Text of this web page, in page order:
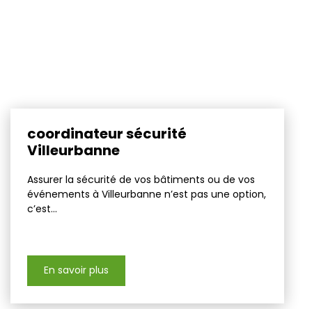
coordinateur sécurité
Villeurbanne
Assurer la sécurité de vos bâtiments ou de vos
événements à Villeurbanne n’est pas une option,
c’est...
En savoir plus